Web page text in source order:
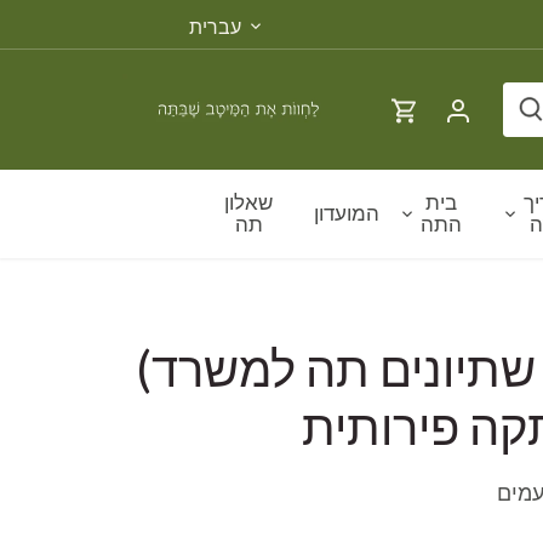
שפה
עברית
בית
התה
המועדון
שאלון
תה
(100 שתיונים תה למשרד)
פירותית